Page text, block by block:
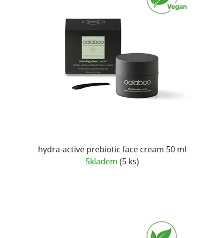
hydra-active prebiotic face cream 50 ml
Skladem (5 ks)